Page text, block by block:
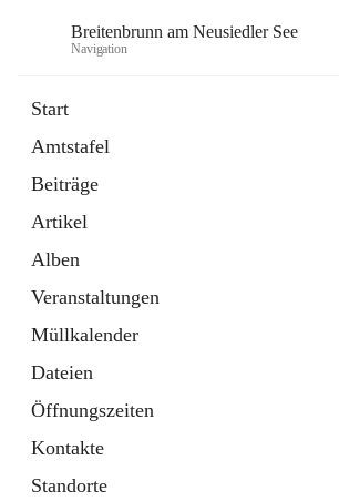
Breitenbrunn am Neusiedler See
Navigation
Start
Amtstafel
Beiträge
Artikel
Alben
Veranstaltungen
Müllkalender
Dateien
Öffnungszeiten
Kontakte
Standorte
18 Schnellzugriffe
Gemeindeservice